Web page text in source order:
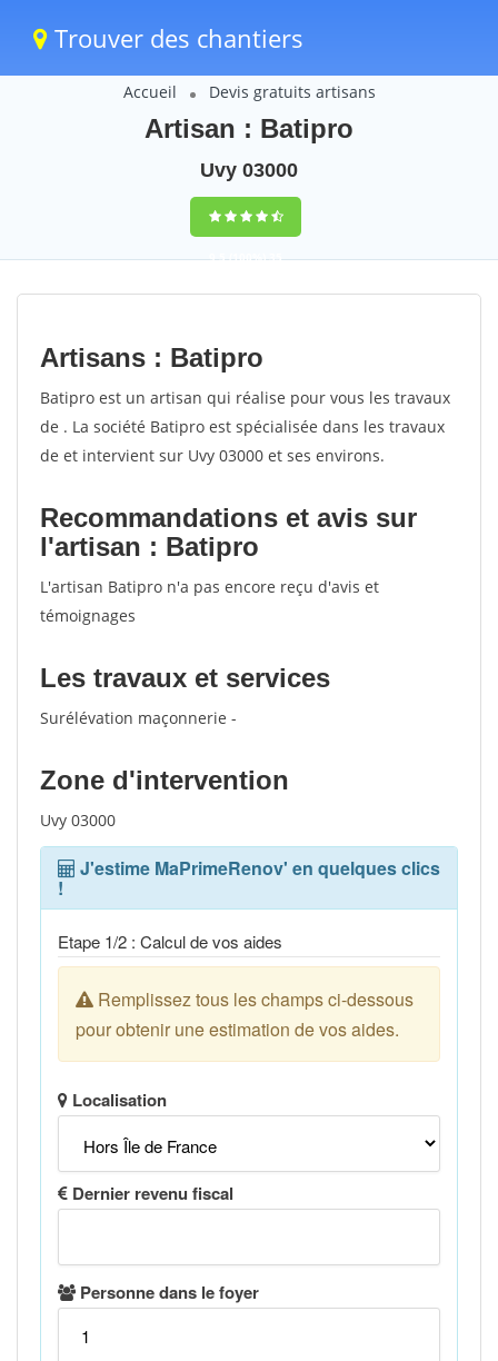
Trouver des chantiers
Accueil Devis gratuits artisans
Artisan : Batipro
Uvy 03000
9,5(100%)35
votes
Artisans : Batipro
Batipro est un artisan qui réalise pour vous les travaux
de . La société Batipro est spécialisée dans les travaux
de et intervient sur Uvy 03000 et ses environs.
Recommandations et avis sur
l'artisan : Batipro
L'artisan Batipro n'a pas encore reçu d'avis et
témoignages
Les travaux et services
Surélévation maçonnerie -
Zone d'intervention
Uvy 03000